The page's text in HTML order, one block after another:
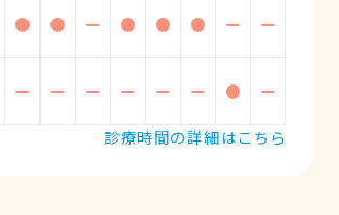
● ● ー ● ● ● ー ー
ー ー ー ー ー ー ●
ー
診療時間の詳細はこちら